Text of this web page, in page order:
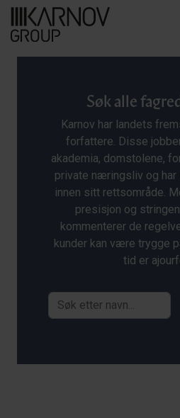
Søk alle
Karnov har landets
forfattere. Disse
akademia, domstolene,
private næringsliv og har
innen sitt rettsområde.
presisjon og
kommenterer de
kunder kan være trygge
tid er